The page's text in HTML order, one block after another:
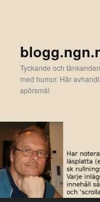
Tyckande och
med humor. Här
spörsmål